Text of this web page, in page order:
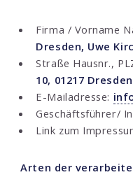
Firma / Vorname
Dresden, Uwe
Straße Hausnr.,
10, 01217
E-Mailadresse:
Geschäftsführer/
Link zum
Arten der